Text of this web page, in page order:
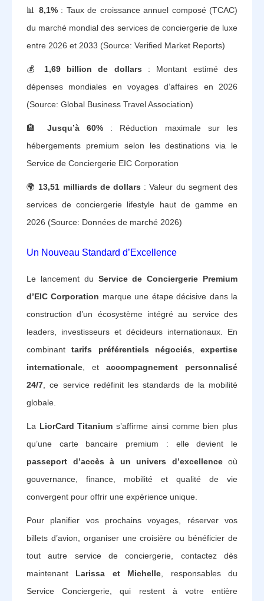
📊 8,1%: Taux de croissance annuel composé (TCAC)
du marché mondial des services de conciergerie de luxe
entre 2026 et 2033 (Source: Verified Market Reports)
💰 1,69 billion de dollars : Montant estimé des
dépenses mondiales en voyages d’affaires en 2026
(Source: Global Business Travel Association)
🏨 Jusqu’à 60%: Réduction maximale sur les
hébergements premium selon les destinations via le
Service de Conciergerie EIC Corporation
🌍 13,51 milliards de dollars : Valeur du segment des
services de conciergerie lifestyle haut de gamme en
2026 (Source: Données de marché 2026)
Un Nouveau Standard d’Excellence
Le lancement du Service de Conciergerie Premium
d’EIC Corporation marque une étape décisive dans la
construction d’un écosystème intégré au service des
leaders, investisseurs et décideurs internationaux. En
combinanttarifs préférentiels négociés
expertise
internationale , et accompagnement personnalisé
24/7 , ce service redéfinit les standards de la mobilité
globale.
La LiorCard Titanium s’affirme ainsi comme bien plus
qu’une carte bancaire premium : elle devient le
passeport d’accès à un univers d’excellenceoù
gouvernance, finance, mobilité et qualité de vie
convergent pour offrir une expérience unique.
Pour planifier vos prochains voyages, réserver vos
billets d’avion, organiser une croisière ou bénéficier de
tout autre service de conciergerie, contactez dès
maintenant Larissa et Michelle , responsables du
Service Conciergerie, qui restent à votre entière